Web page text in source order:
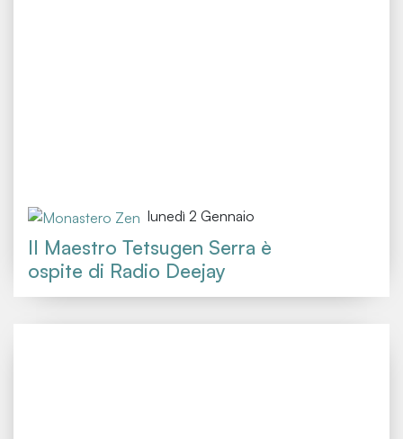
lunedì 2 Gennaio
Il Maestro Tetsugen Serra è
ospite di Radio Deejay